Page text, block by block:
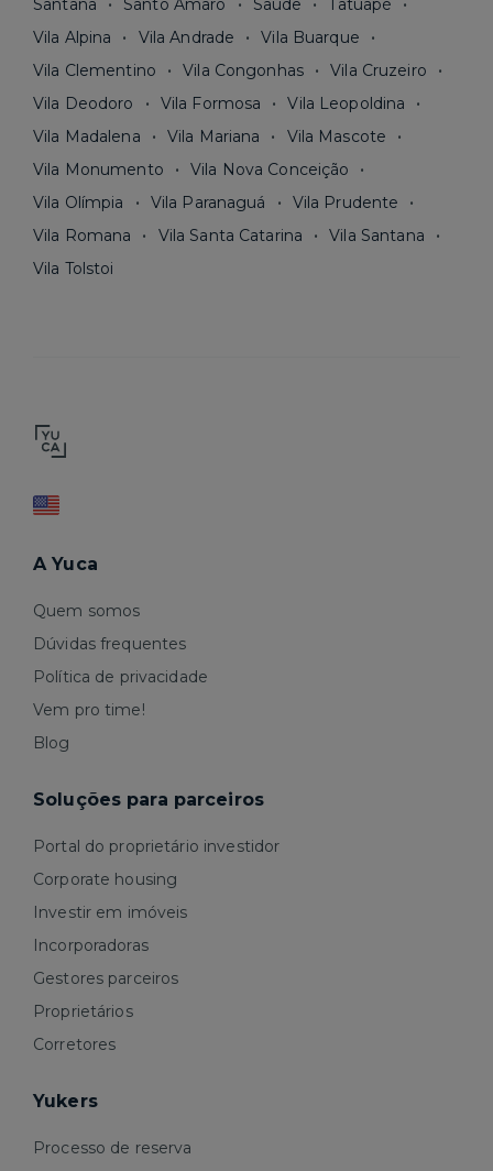
Santana
Santo Amaro Saúde
Tatuapé
Vila Alpina
Vila Andrade
Vila Buarque
Vila Clementino
Vila Congonhas
Vila Cruzeiro
Vila Deodoro
Vila Formosa
Vila Leopoldina
Vila Madalena
Vila Mariana
Vila Mascote
Vila Monumento
Vila Nova Conceição
Vila Olímpia
Vila Paranaguá
Vila Prudente
Vila Romana
Vila Santa Catarina
Vila Santana
Vila Tolstoi
A Yuca
Quem somos
Dúvidas frequentes
Política de privacidade
Vem pro time!
Blog
Soluções para parceiros
Portal do proprietário investidor
Corporate housing
Investir em imóveis
Incorporadoras
Gestores parceiros
Proprietários
Corretores
Yukers
Processo de reserva